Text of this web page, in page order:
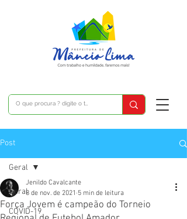
Post
Geral
COVID-19
Geral
Força Jovem é campeão do Torneio
Jenildo Cavalcante
8 de nov. de 2021 5 min de leitura